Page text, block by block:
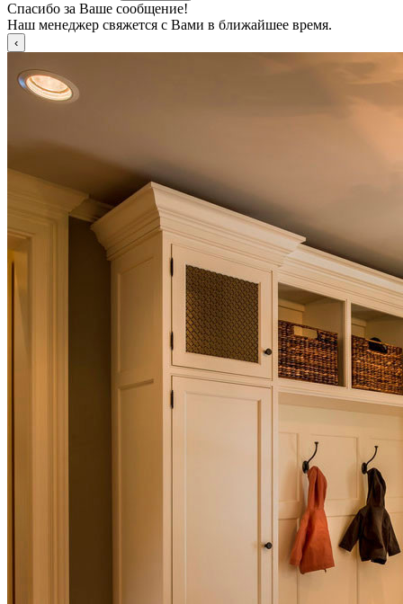
Спасибо за Ваше сообщение!
Наш менеджер свяжется с Вами в ближайшее время.